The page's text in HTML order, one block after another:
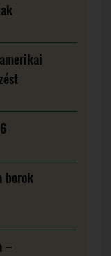
borok
–